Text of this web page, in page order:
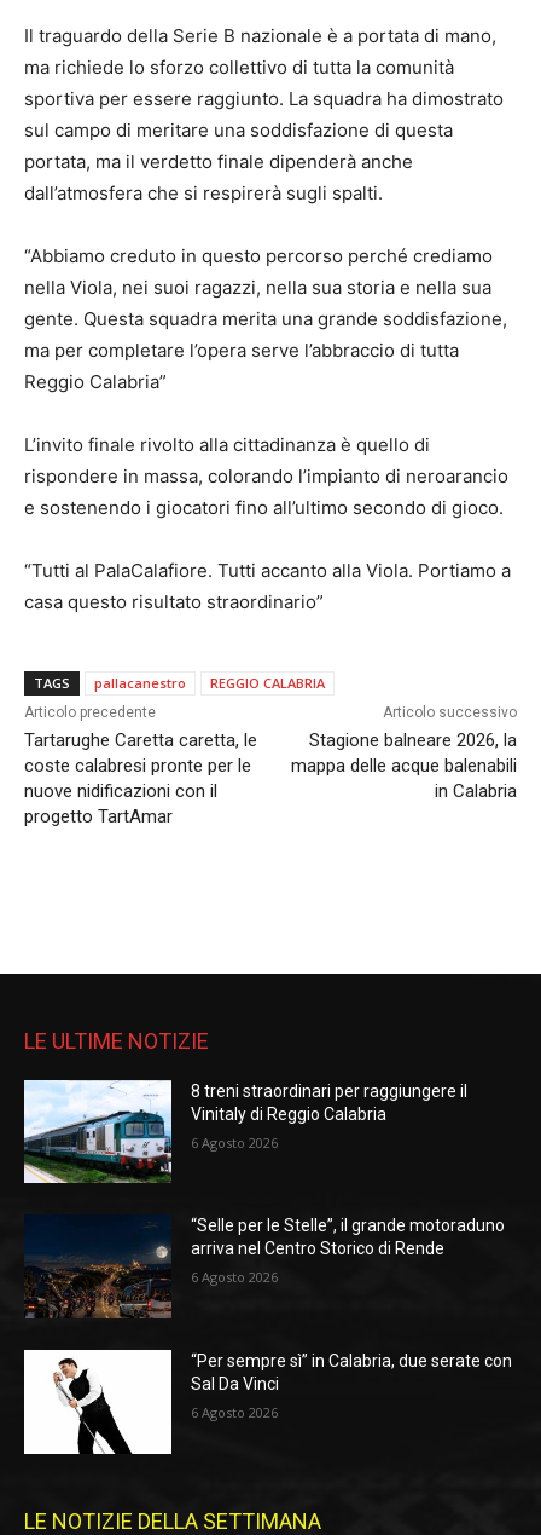
Il traguardo della Serie B nazionale è a portata di mano,
ma richiede lo sforzo collettivo di tutta la comunità
sportiva per essere raggiunto. La squadra ha dimostrato
sul campo di meritare una soddisfazione di questa
portata, ma il verdetto finale dipenderà anche
dall’atmosfera che si respirerà sugli spalti.
“Abbiamo creduto in questo percorso perché crediamo
nella Viola, nei suoi ragazzi, nella sua storia e nella sua
gente. Questa squadra merita una grande soddisfazione,
ma per completare l’opera serve l’abbraccio di tutta
Reggio Calabria”
L’invito finale rivolto alla cittadinanza è quello di
rispondere in massa, colorando l’impianto di neroarancio
e sostenendo i giocatori fino all’ultimo secondo di gioco.
“Tutti al PalaCalafiore. Tutti accanto alla Viola. Portiamo a
casa questo risultato straordinario”
TAGS pallacanestro REGGIO CALABRIA
Articolo precedente
Tartarughe Caretta caretta, le
coste calabresi pronte per le
nuove nidificazioni con il
progetto TartAmar
Articolo successivo
Stagione balneare 2026, la
mappa delle acque balenabili
in Calabria
LE ULTIME NOTIZIE
8 treni straordinari per raggiungere il
Vinitaly di Reggio Calabria
6 Agosto 2026
“Selle per le Stelle”, il grande motoraduno
arriva nel Centro Storico di Rende
6 Agosto 2026
“Per sempre sì” in Calabria, due serate con
Sal Da Vinci
6 Agosto 2026
LE NOTIZIE DELLA SETTIMANA